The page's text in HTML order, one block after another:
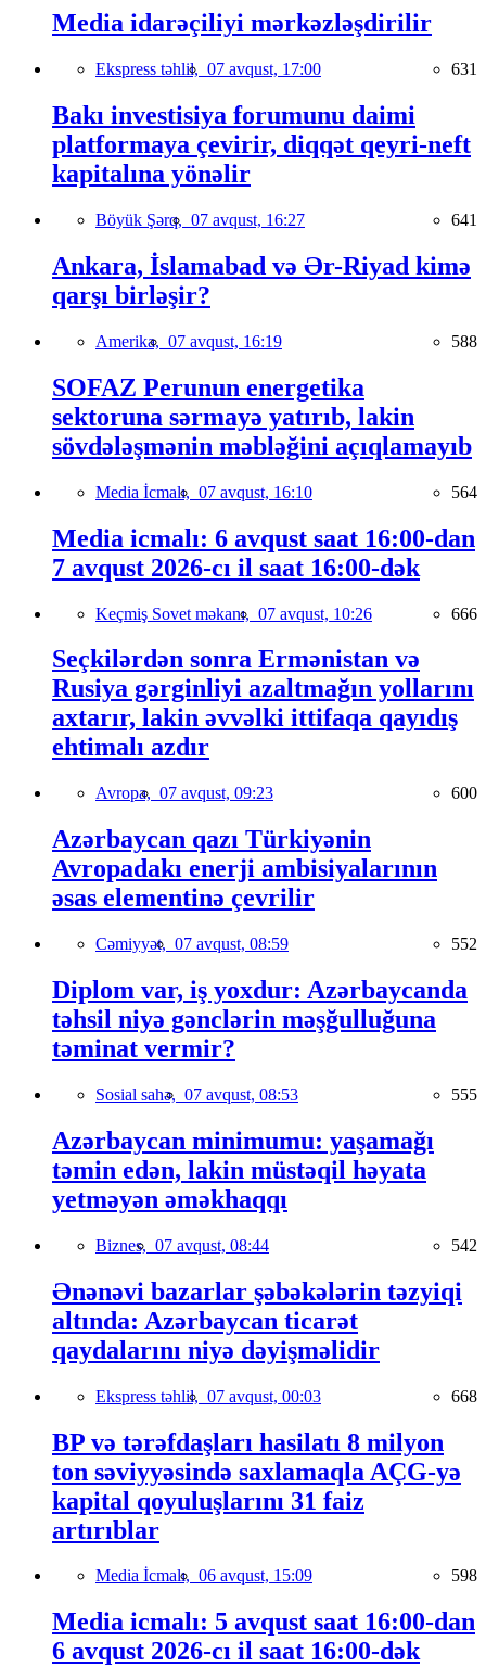
Media idarəçiliyi mərkəzləşdirilir
Ekspress təhlil, 07 avqust, 17:00 631
Bakı investisiya forumunu daimi
platformaya çevirir, diqqət qeyri-neft
kapitalına yönəlir
Böyük Şərq, 07 avqust, 16:27 641
Ankara, İslamabad və Ər-Riyad kimə
qarşı birləşir?
Amerika, 07 avqust, 16:19 588
SOFAZ Perunun energetika
sektoruna sərmayə yatırıb, lakin
sövdələşmənin məbləğini açıqlamayıb
Media İcmalı, 07 avqust, 16:10 564
Media icmalı: 6 avqust saat 16:00-dan
7 avqust 2026-cı il saat 16:00-dək
Keçmiş Sovet məkanı, 07 avqust, 10:26 666
Seçkilərdən sonra Ermənistan və
Rusiya gərginliyi azaltmağın yollarını
axtarır, lakin əvvəlki ittifaqa qayıdış
ehtimalı azdır
Avropa, 07 avqust, 09:23 600
Azərbaycan qazı Türkiyənin
Avropadakı enerji ambisiyalarının
əsas elementinə çevrilir
Cəmiyyət, 07 avqust, 08:59 552
Diplom var, iş yoxdur: Azərbaycanda
təhsil niyə gənclərin məşğulluğuna
təminat vermir?
Sosial sahə, 07 avqust, 08:53 555
Azərbaycan minimumu: yaşamağı
təmin edən, lakin müstəqil həyata
yetməyən əməkhaqqı
Biznes, 07 avqust, 08:44 542
Ənənəvi bazarlar şəbəkələrin təzyiqi
altında: Azərbaycan ticarət
qaydalarını niyə dəyişməlidir
Ekspress təhlil, 07 avqust, 00:03 668
BP və tərəfdaşları hasilatı 8 milyon
ton səviyyəsində saxlamaqla AÇG-yə
kapital qoyuluşlarını 31 faiz
artırıblar
Media İcmalı, 06 avqust, 15:09 598
Media icmalı: 5 avqust saat 16:00-dan
6 avqust 2026-cı il saat 16:00-dək